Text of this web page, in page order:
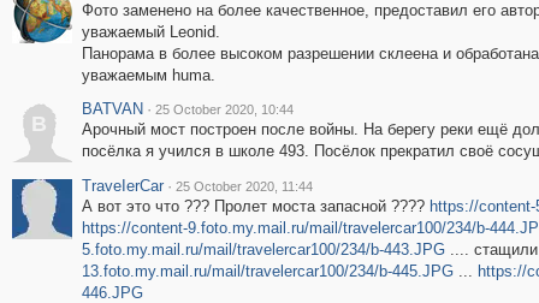
Фото заменено на более качественное, предоставил его
уважаемый Leonid.
Панорама в более высоком разрешении склеена и обработана
уважаемым huma.
B
BATVAN · 25 October 2020, 10:44
Арочный мост построен после войны. На берегу реки ещё
посёлка я учился в школе 493. Посёлок прекратил своё
ТrаvеIеrCar · 25 October 2020, 11:44
А вот это что ??? Пролет моста запасной ???? https://
https://content-9.foto.my.mail.ru/mail/travelercar100/234/b-
5.foto.my.mail.ru/mail/travelercar100/234/b-443.JPG....
13.foto.my.mail.ru/mail/travelercar100/234/b-445.JPG... https://
446.JPG